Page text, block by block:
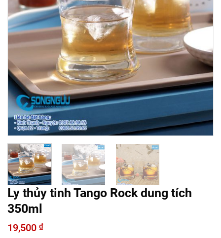
Ly thủy tinh Tango Rock dung tích
350ml
19,500 ₫